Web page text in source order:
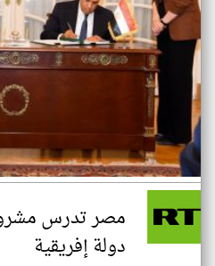
مصر تدرس
دولة إفريقية